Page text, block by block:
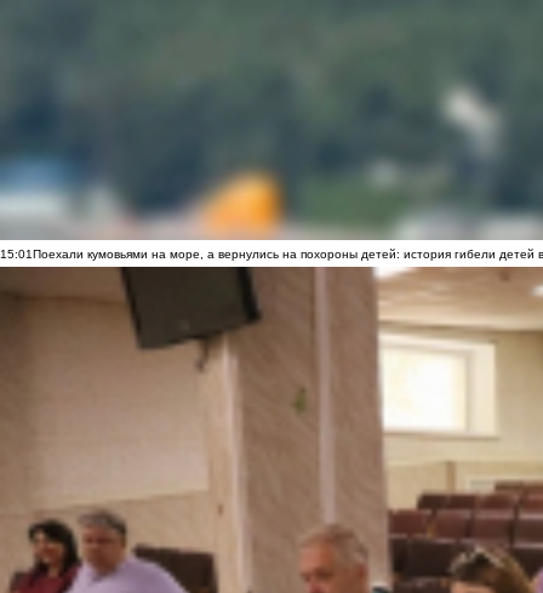
15:01Поехали кумовьями на море, а вернулись на похороны детей: история гибели детей